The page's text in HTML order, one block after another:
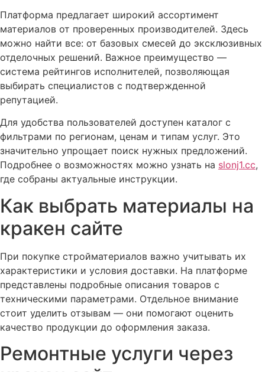
Платформа предлагает широкий ассортимент
материалов от проверенных производителей. Здесь
можно найти все: от базовых смесей до эксклюзивных
отделочных решений. Важное преимущество —
система рейтингов исполнителей, позволяющая
выбирать специалистов с подтвержденной
репутацией.
Для удобства пользователей доступен каталог с
фильтрами по регионам, ценам и типам услуг. Это
значительно упрощает поиск нужных предложений.
Подробнее о возможностях можно узнать на slonj1.cc,
где собраны актуальные инструкции.
Как выбрать материалы на
кракен сайте
При покупке стройматериалов важно учитывать их
характеристики и условия доставки. На платформе
представлены подробные описания товаров с
техническими параметрами. Отдельное внимание
стоит уделить отзывам — они помогают оценить
качество продукции до оформления заказа.
Ремонтные услуги через